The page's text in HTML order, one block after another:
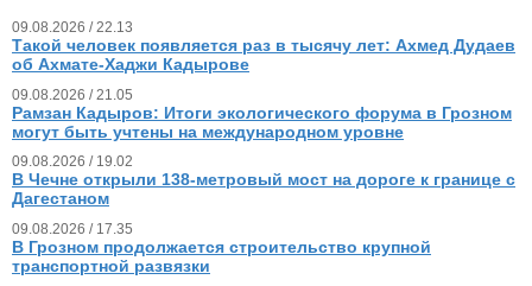
09.08.2026 / 22.13
Такой человек появляется раз в тысячу лет: Ахмед Дудаев
об Ахмате-Хаджи Кадырове
09.08.2026 / 21.05
Рамзан Кадыров: Итоги экологического форума в Грозном
могут быть учтены на международном уровне
09.08.2026 / 19.02
В Чечне открыли 138-метровый мост на дороге к границе с
Дагестаном
09.08.2026 / 17.35
В Грозном продолжается строительство крупной
транспортной развязки